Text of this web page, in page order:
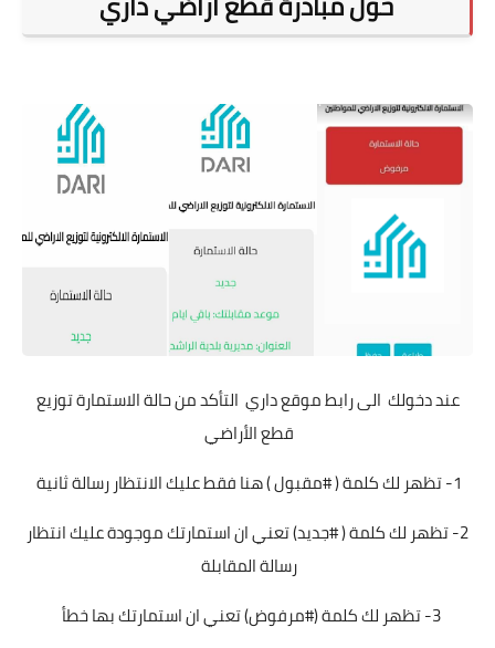
عند دخولك الى رابط موقع داري التأكد من حالة الاستمارة توزيع
قطع الأراضي
1- تظهر لك كلمة ( #مقبول ) هنا فقط عليك الانتظار رسالة ثانية
2- تظهر لك كلمة ( #جديد) تعني ان استمارتك موجودة عليك انتظار
رسالة المقابلة
3- تظهر لك كلمة (#مرفوض) تعني ان استمارتك بها خطأ